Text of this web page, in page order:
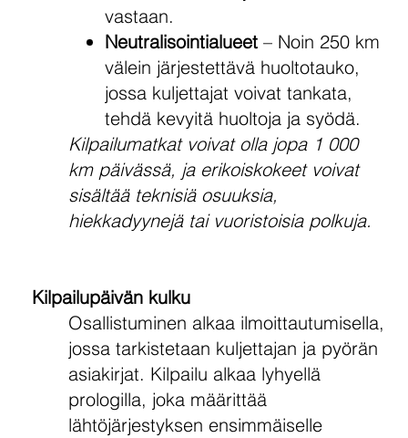
vastaan.
Neutralisointialueet – Noin 250 km
välein järjestettävä huoltotauko,
jossa kuljettajat voivat tankata,
tehdä kevyitä huoltoja ja syödä.
Kilpailumatkat voivat olla jopa 1 000
km päivässä, ja erikoiskokeet voivat
sisältää teknisiä osuuksia,
hiekkadyynejä tai vuoristoisia polkuja.
Kilpailupäivän kulku
Osallistuminen alkaa ilmoittautumisella,
jossa tarkistetaan kuljettajan ja pyörän
asiakirjat. Kilpailu alkaa lyhyellä
prologilla, joka määrittää
lähtöjärjestyksen ensimmäiselle